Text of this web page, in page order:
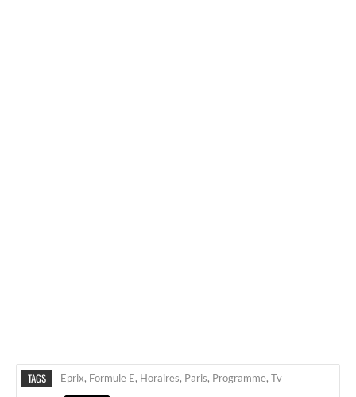
TAGS Eprix, Formule E, Horaires, Paris, Programme, Tv